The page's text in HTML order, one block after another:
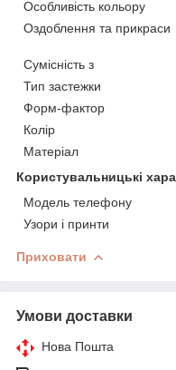
Особливість кольору
Оздоблення та прикраси
Сумісність з
Тип застежки
Форм-фактор
Колір
Матеріал
Користувальницькі
Модель телефону
Узори і принти
Приховати
Умови доставки
Нова Пошта